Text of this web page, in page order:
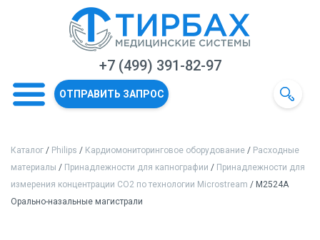
+7 (499) 391-82-97
ОТПРАВИТЬ ЗАПРОС
Каталог / Philips / Кардиомониторинговое оборудование / Расходные
материалы / Принадлежности для капнографии / Принадлежности для
измерения концентрации СО2 по технологии Microstream / M2524A
Орально-назальные магистрали